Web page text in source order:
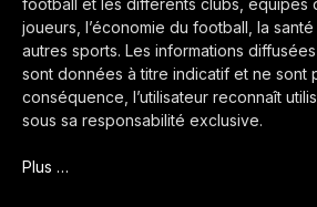
joueurs, l’économie du football, la
autres sports. Les informations
sont données à titre indicatif et ne sont
conséquence, l’utilisateur reconnaît
sous sa responsabilité exclusive.
Plus …